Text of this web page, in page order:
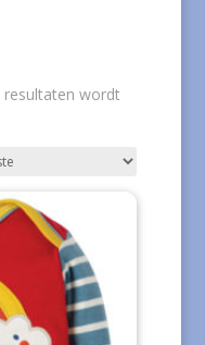
resultaten wordt